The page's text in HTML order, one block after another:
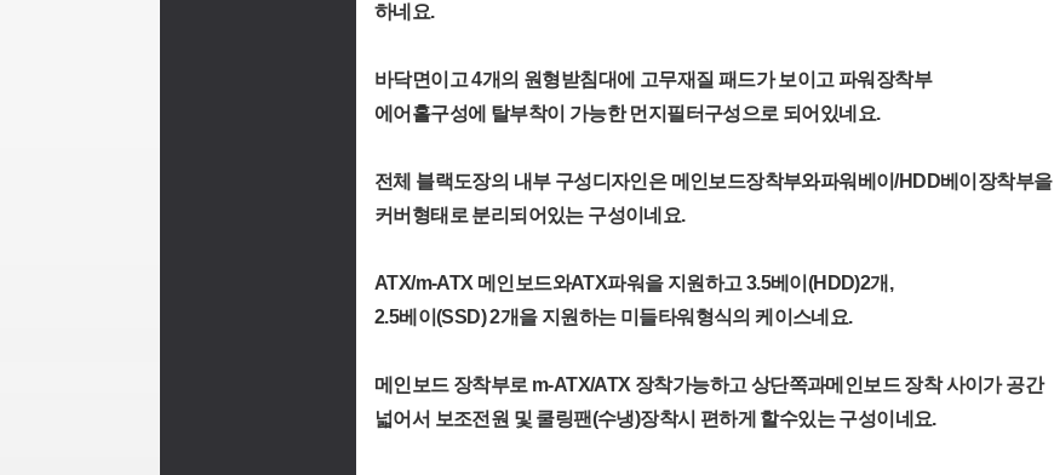
하네요.
바닥면이고 4개의 원형받침대에 고무재질 패드가 보이고 파워장착부
에어홀구성에 탈부착이 가능한 먼지필터구성으로 되어있네요.
전체 블랙도장의 내부 구성디자인은 메인보드장착부와파워베이/HDD베이장착부을
커버형태로 분리되어있는 구성이네요.
ATX/m-ATX 메인보드와ATX파워을 지원하고 3.5베이(HDD)2개,
2.5베이(SSD) 2개을 지원하는 미들타워형식의 케이스네요.
메인보드 장착부로 m-ATX/ATX 장착가능하고 상단쪽과메인보드 장착 사이가 공간
넓어서 보조전원 및 쿨링팬(수냉)장착시 편하게 할수있는 구성이네요.